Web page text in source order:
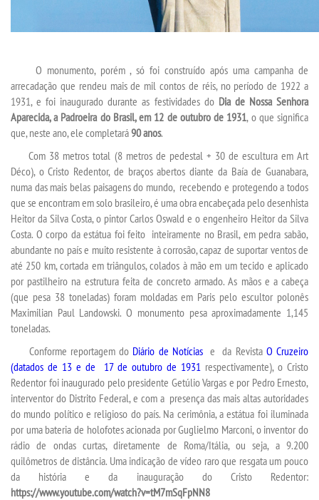
RESOLUÇÕES CONSU
TCC
LOGIN
WEBMAIL
PORTAL DE ALUNOS
PORTAL DE PROFESSORES/ACADÊMICO
UNIESP
CONTATO
IMPRENSA
TRABALHE CONOSCO
OUVIDORIA
O monumento, porém , só foi construído após uma campanha de
arrecadação que rendeu mais de mil contos de réis, no período de 1922 a
1931, e foi inaugurado durante as festividades do Dia de Nossa Senhora
Aparecida, a Padroeira do Brasil, em 12 de outubro de 1931, o que significa
que, neste ano, ele completará90 anos.
Com 38 metros total (8 metros de pedestal + 30 de escultura em Art
Déco), o Cristo Redentor, de braços abertos diante da Baía de Guanabara,
numa das mais belas paisagens do mundo, recebendo e protegendo a todos
que se encontram em solo brasileiro, é uma obra encabeçada pelo desenhista
Heitor da Silva Costa, o pintor Carlos Oswald e o engenheiro Heitor da Silva
Costa. O corpo da estátua foi feito inteiramente no Brasil, em pedra sabão,
abundante no país e muito resistente à corrosão, capaz de suportar ventos de
até 250 km, cortada em triângulos, colados à mão em um tecido e aplicado
por pastilheiro na estrutura feita de concreto armado. As mãos e a cabeça
(que pesa 38 toneladas) foram moldadas em Paris pelo escultor polonês
Maximilian Paul Landowski. O monumento pesa aproximadamente 1,145
toneladas.
Conforme reportagem do Diário de Notíciase da Revista O Cruzeiro
(datados de 13 e de 17 de outubro de 1931 respectivamente), o Cristo
Redentor foi inaugurado pelo presidente Getúlio Vargas e por Pedro Ernesto,
interventor do Distrito Federal, e com a presença das mais altas autoridades
do mundo político e religioso do país. Na cerimônia, a estátua foi iluminada
por uma bateria de holofotes acionada por Guglielmo Marconi, o inventor do
rádio de ondas curtas, diretamente de Roma/Itália, ou seja, a 9.200
quilômetros de distância. Uma indicação de vídeo raro que resgata um pouco
da história e da inauguração do Cristo Redentor:
https://www.youtube.com/watch?v=tM7mSqFpNN8